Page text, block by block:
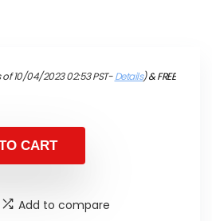
10/04/2023 02:53 PST-Details)&FREE
CART
Add to compare